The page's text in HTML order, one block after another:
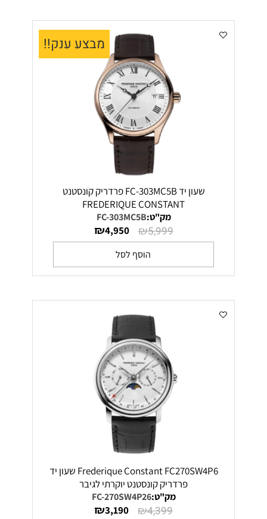
מבצע ענק!!
שעון יד FC-303MC5B פרדריק קונסטנט
FREDERIQUE CONSTANT
מק"ט:FC-303MC5B
₪5,999
₪4,950
הוסף לסל
Frederique Constant FC270SW4P6 שעון יד
פרדריק קונסטנט יוקרתי לגיבר
מק"ט:FC-270SW4P26
₪4,399
₪3,190